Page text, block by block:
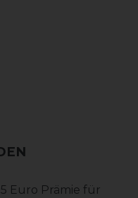
Euro Prämie für